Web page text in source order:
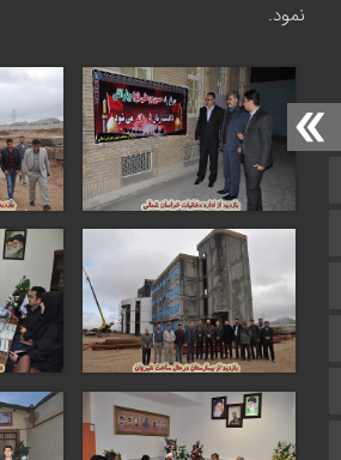
صفحه نخست
تالار گفتمان
اپلیکیشن سایت
سروش
آپارات
نمود.